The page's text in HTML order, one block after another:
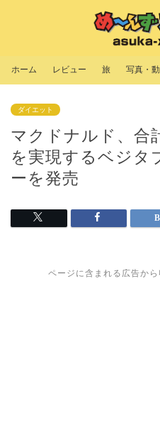
ホーム レビュー 旅 写真・
ダイエット
マクドナルド、合
を実現するベジタ
ーを発売
ページに含まれる広告か